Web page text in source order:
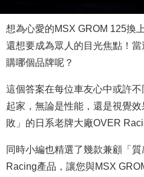
想為心愛的MSX GROM 125換
還想要成為眾人的目光焦點！
購哪個品牌呢？
這個答案在每位車友心中或許
起家，無論是性能，還是視覺
敗」的日系老牌大廠OVER
同時小編也精選了幾款兼顧「
Racing產品，讓您與MSX